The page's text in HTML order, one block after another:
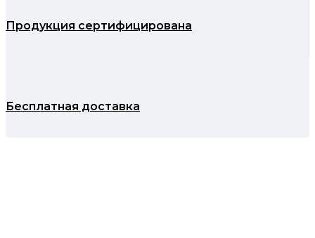
Продукция сертифицирована
Бесплатная доставка